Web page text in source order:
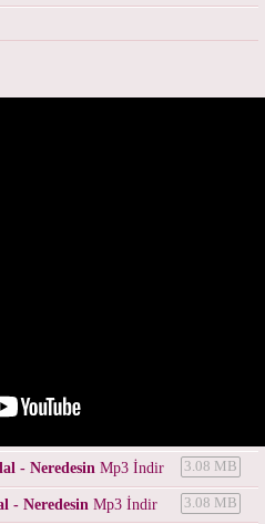
- Neredesin Mp3 İndir 3.08 MB
- Neredesin Mp3 İndir 3.08 MB